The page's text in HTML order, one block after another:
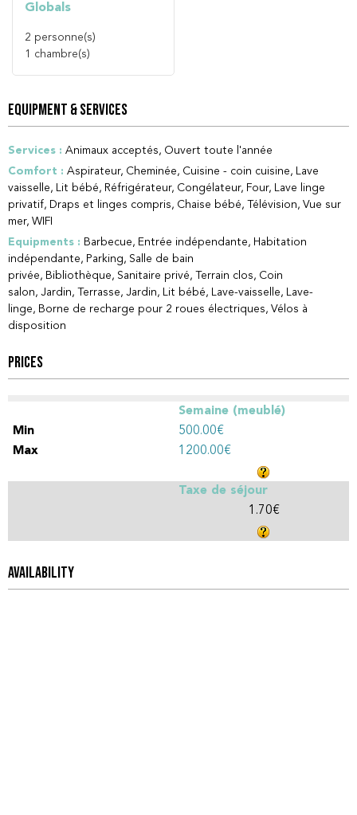
Globals
2 personne(s)
1
chambre(s)
EQUIPMENT & SERVICES
Services : Animaux acceptés
Ouvert toute l'année
Comfort : Aspirateur Cheminée Cuisine - coin cuisine
Lave
vaisselle
Lit bébé Réfrigérateur Congélateur Four
Lave linge
privatif
Draps et linges compris Chaise bébé Télévision Vue sur
mer WIFI
Equipments : Barbecue Entrée indépendante
Habitation
indépendante
Parking
Salle de bain
privée
Bibliothèque Sanitaire privé Terrain clos
Coin
salon Jardin Terrasse Jardin Lit bébé Lave-vaisselle
Lave-
linge
Borne de recharge pour 2 roues électriques Vélos à
disposition
PRICES
Semaine (meublé)
500.00€
1200.00€
Taxe de séjour
1.70€
AVAILABILITY